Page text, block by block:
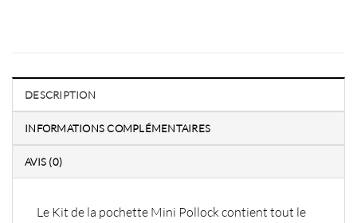
DESCRIPTION
INFORMATIONS COMPLÉMENTAIRES
AVIS (0)
Le Kit de la pochette Mini Pollock contient tout le